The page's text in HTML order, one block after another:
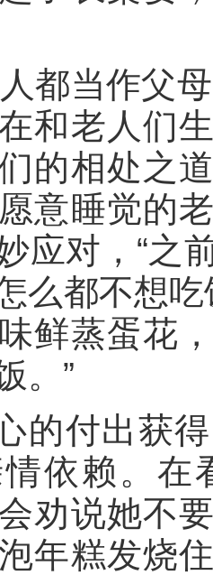
都当作父
和老人们
的相处之
意睡觉的
应对，“之
么都不想
鲜蒸蛋花
。”
的付出获
依赖。在
劝说她不
年糕发烧